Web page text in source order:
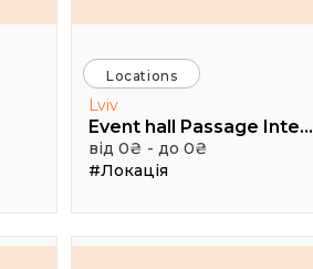
Locations
Lviv
Event hall Passage Interdit
від 0₴ - до 0₴
#Локація